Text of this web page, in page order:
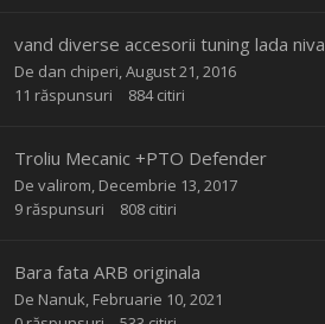
vand diverse accesorii tuning lada niva
De dan chiperi August 21, 2016
11 răspunsuri 884 citiri
Troliu Mecanic +PTO Defender
De valirom Decembrie 13, 2017
9 răspunsuri 808 citiri
Bara fata ARB originala
De Nanuk Februarie 10, 2021